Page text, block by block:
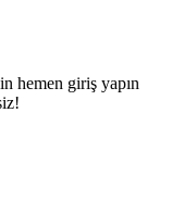
hemen giriş yapın